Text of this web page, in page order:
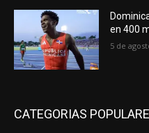
en 400
5 de
CATEGORIAS